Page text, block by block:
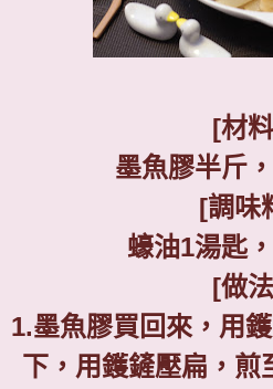
[材料
墨魚膠半斤
[調味
蠔油1湯匙
[做法
1.墨魚膠買回來，用
下，用鑊鏟壓扁，煎